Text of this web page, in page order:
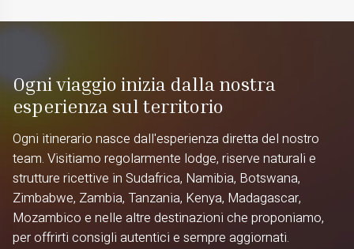
Ogni viaggio inizia dalla nostra
esperienza sul territorio
Ogni itinerario nasce dall'esperienza diretta del nostro
team. Visitiamo regolarmente lodge, riserve naturali e
strutture ricettive in Sudafrica, Namibia, Botswana,
Zimbabwe, Zambia, Tanzania, Kenya, Madagascar,
Mozambico e nelle altre destinazioni che proponiamo,
per offrirti consigli autentici e sempre aggiornati.